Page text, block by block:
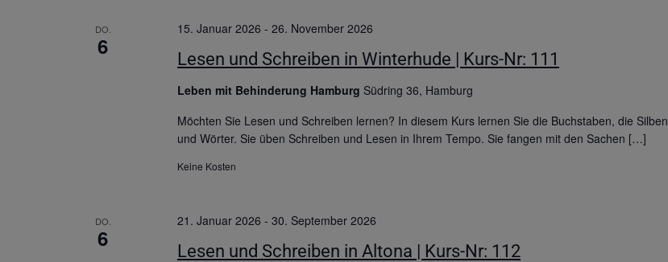
DO.
6 Lesen und Schreiben in Winterhude | Kurs-Nr: 111
15. Januar 2026 - 26. November 2026
Leben mit Behinderung Hamburg Südring 36, Hamburg
Möchten Sie Lesen und Schreiben lernen? In diesem Kurs lernen Sie die Buchstaben, die Silben
und Wörter. Sie üben Schreiben und Lesen in Ihrem Tempo. Sie fangen mit den Sachen […]
Keine Kosten
DO.
6 Lesen und Schreiben in Altona | Kurs-Nr: 112
21. Januar 2026 - 30. September 2026